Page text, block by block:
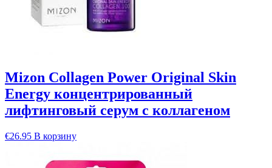
Mizon Collagen Power Original Skin
Energy концентрированный
лифтинговый серум с коллагеном
€26.95 В корзину